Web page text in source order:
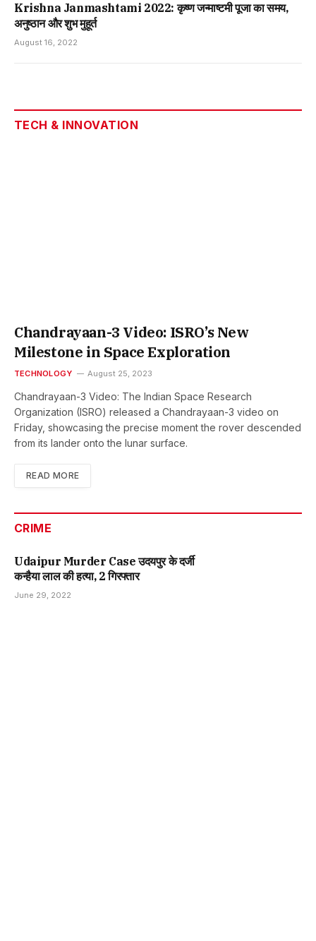
Krishna Janmashtami 2022: कृष्ण जन्माष्टमी पूजा का समय,
अनुष्ठान और शुभ मुहूर्त
August 16, 2022
TECH & INNOVATION
Chandrayaan-3 Video: ISRO’s New
Milestone in Space Exploration
TECHNOLOGY August 25, 2023
Chandrayaan-3 Video: The Indian Space Research
Organization (ISRO) released a Chandrayaan-3 video on
Friday, showcasing the precise moment the rover descended
from its lander onto the lunar surface.
READ MORE
CRIME
Udaipur Murder Case उदयपुर के दर्जी
कन्हैया लाल की हत्या, 2 गिरफ्तार
June 29, 2022